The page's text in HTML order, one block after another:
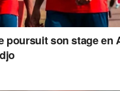
poursuit son stage en